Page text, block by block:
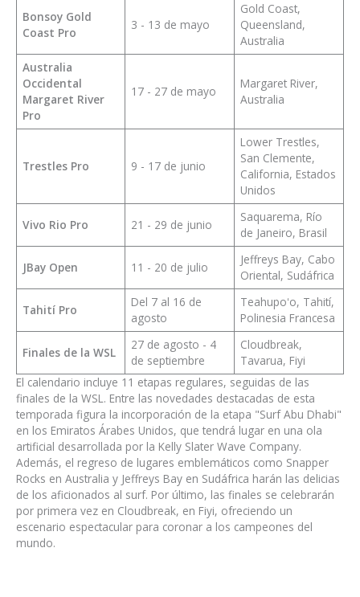
Bonsoy Gold
Coast Pro
3 - 13 de mayo
Gold Coast,
Queensland,
Australia
Australia
Occidental
Margaret River
Pro
17 - 27 de mayo
Margaret River,
Australia
Trestles Pro 9 - 17 de junio
Lower Trestles,
San Clemente,
California, Estados
Unidos
Vivo Rio Pro 21 - 29 de junio
Saquarema, Río
de Janeiro, Brasil
JBay Open 11 - 20 de julio
Jeffreys Bay, Cabo
Oriental, Sudáfrica
Tahití Pro
Del 7 al 16 de
agosto
Teahupoʻo, Tahití,
Polinesia Francesa
Finales de la WSL
27 de agosto - 4
de septiembre
Cloudbreak,
Tavarua, Fiyi
El calendario incluye 11 etapas regulares, seguidas de las
finales de la WSL. Entre las novedades destacadas de esta
temporada figura la incorporación de la etapa "Surf Abu Dhabi"
en los Emiratos Árabes Unidos, que tendrá lugar en una ola
artificial desarrollada por la Kelly Slater Wave Company.
Además, el regreso de lugares emblemáticos como Snapper
Rocks en Australia y Jeffreys Bay en Sudáfrica harán las delicias
de los aficionados al surf. Por último, las finales se celebrarán
por primera vez en Cloudbreak, en Fiyi, ofreciendo un
escenario espectacular para coronar a los campeones del
mundo.